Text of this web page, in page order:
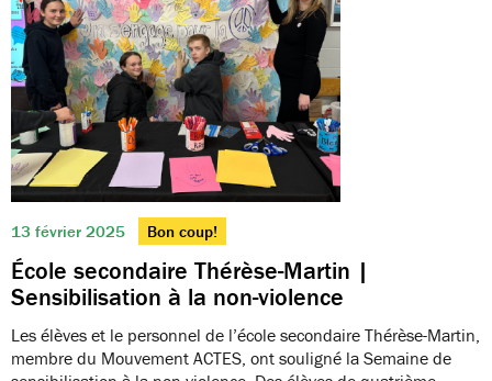
13 février 2025 Bon coup!
École secondaire Thérèse-Martin |
Sensibilisation à la non-violence
Les élèves et le personnel de l’école secondaire Thérèse-Martin,
membre du Mouvement ACTES, ont souligné la Semaine de